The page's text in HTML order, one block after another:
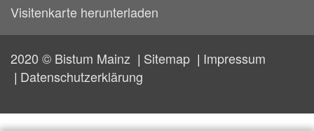
Visitenkarte herunterladen
2020 © Bistum Mainz Sitemap
Impressum
Datenschutzerklärung